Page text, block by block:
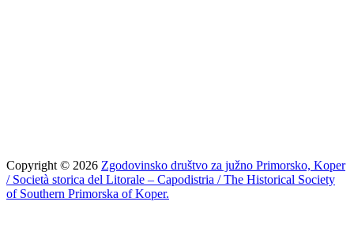
Copyright © 2026 Zgodovinsko društvo za južno Primorsko, Koper
/ Società storica del Litorale – Capodistria / The Historical Society
of Southern Primorska of Koper.